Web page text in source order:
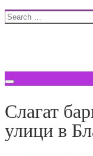
Skip
Search
Слагат
улици в